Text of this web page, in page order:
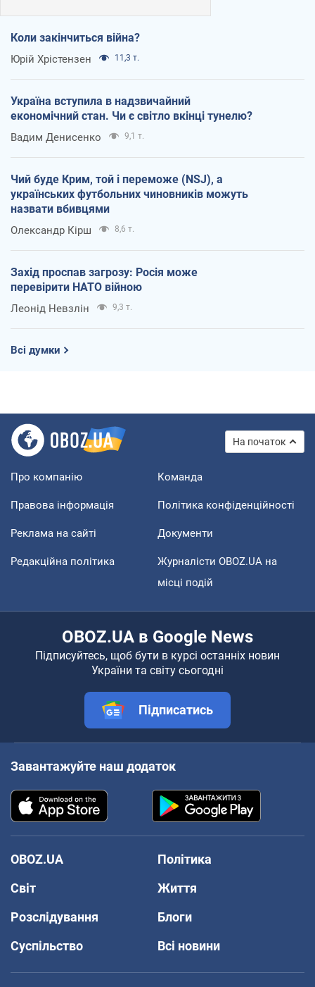
Коли закінчиться війна?
Юрій Хрістензен 11,3 т.
Україна вступила в надзвичайний
економічний стан. Чи є світло вкінці тунелю?
Вадим Денисенко 9,1 т.
Чий буде Крим, той і переможе (NSJ), а
українських футбольних чиновників можуть
назвати вбивцями
Олександр Кірш 8,6 т.
Захід проспав загрозу: Росія може
перевірити НАТО війною
Леонід Невзлін 9,3 т.
Всі думки
На початок
Про компанію Команда
Правова інформація Політика конфіденційності
Реклама на сайті Документи
Редакційна політика
Журналісти OBOZ.UA на
місці подій
OBOZ.UA в Google News
Підписуйтесь, щоб бути в курсі останніх новин
України та світу сьогодні
Підписатись
Завантажуйте наш додаток
OBOZ.UA
Політика
Світ
Життя
Розслідування
Блоги
Суспільство
Всі новини